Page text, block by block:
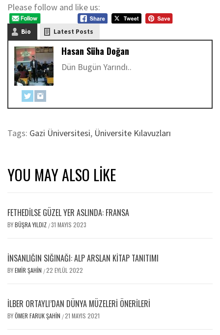
Please follow and like us:
Bio Latest Posts
Hasan Süha Doğan
Dün Bugün Yarındı..
Tags: Gazi Üniversitesi, Üniversite Kılavuzları
YOU MAY ALSO LIKE
FETHEDİLSE GÜZEL YER ASLINDA: FRANSA
BYBÜŞRA YILDIZ /31 MAYIS 2023
İNSANLIĞIN SIĞINAĞI: ALP ARSLAN KITAP TANITIMI
BYEMIR ŞAHIN /22 EYLÜL 2022
İLBER ORTAYLI’DAN DÜNYA MÜZELERI ÖNERILERI
BYÖMER FARUK ŞAHIN /21 MAYIS 2021